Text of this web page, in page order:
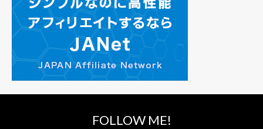
FOLLOW ME!